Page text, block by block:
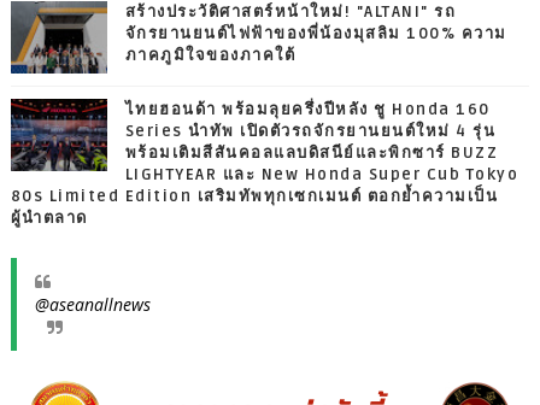
สร้างประวัติศาสตร์หน้าใหม่! "ALTANI" รถ
จักรยานยนต์ไฟฟ้าของพี่น้องมุสลิม 100% ความ
ภาคภูมิใจของภาคใต้
ไทยฮอนด้า พร้อมลุยครึ่งปีหลัง ชู Honda 160
Series นำทัพ เปิดตัวรถจักรยานยนต์ใหม่ 4 รุ่น
พร้อมเติมสีสันคอลแลบดิสนีย์และพิกซาร์ BUZZ
LIGHTYEAR และ New Honda Super Cub Tokyo
80s Limited Edition เสริมทัพทุกเซกเมนต์ ตอกย้ำความเป็น
ผู้นำตลาด
@aseanallnews